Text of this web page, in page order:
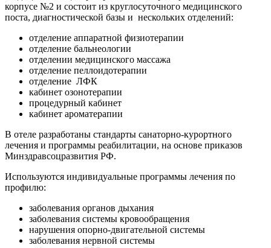
корпусе №2 и состоит из круглосуточного медицинского
поста, диагностической базы и нескольких отделений:
отделение аппаратной физиотерапии
отделение бальнеологии
отделении медицинского массажа
отделение пеллоидотерапии
отделение ЛФК
кабинет озонотерапии
процедурный кабинет
кабинет ароматерапии
В отеле разработаны стандарты санаторно-курортного
лечения и программы реабилитации, на основе приказов
Минздравсоцразвития РФ.
Используются индивидуальные программы лечения по
профилю:
заболевания органов дыхания
заболевания системы кровообращения
нарушения опорно-двигательной системы
заболевания нервной системы